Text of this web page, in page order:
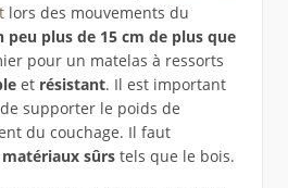
lors des mouvements du
peu plus de 15 cm de plus que
pour un matelas à ressorts
et résistant. Il est important
supporter le poids de
du couchage. Il faut
sûrstels que le bois.